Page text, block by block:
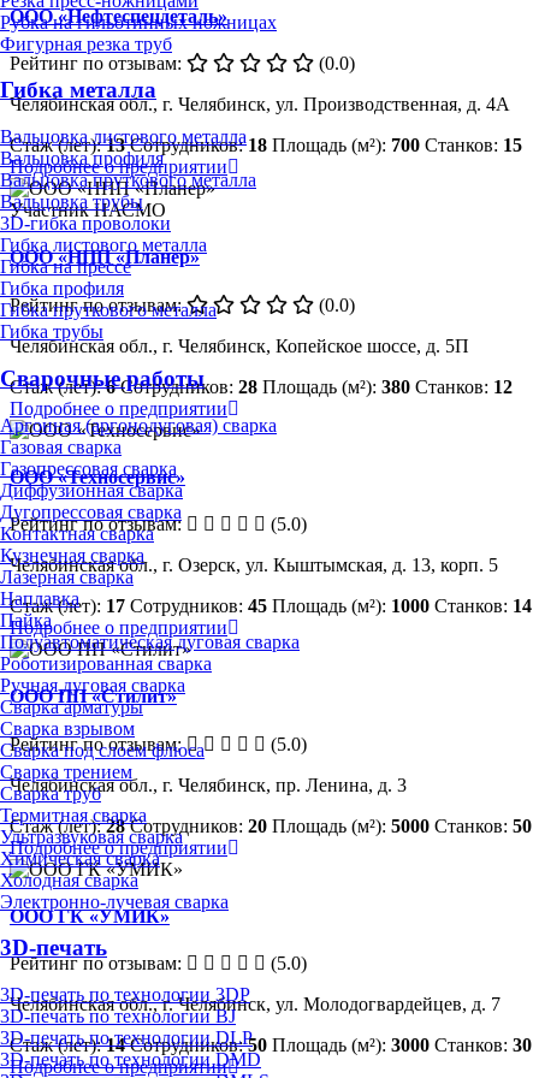
Рубка на гильотинных ножницах
Фигурная резка труб
Гибка металла
Вальцовка листового металла
Вальцовка профиля
Вальцовка пруткового металла
Вальцовка трубы
3D-гибка проволоки
Гибка листового металла
Гибка на прессе
Гибка профиля
Гибка пруткового металла
Гибка трубы
Сварочные работы
Аргонная (аргонодуговая) сварка
Газовая сварка
Газопрессовая сварка
Диффузионная сварка
Дугопрессовая сварка
Контактная сварка
Кузнечная сварка
Лазерная сварка
Наплавка
Пайка
Полуавтоматическая дуговая сварка
Роботизированная сварка
Ручная дуговая сварка
Сварка арматуры
Сварка взрывом
Сварка под слоем флюса
Сварка трением
Сварка труб
Термитная сварка
Ультразвуковая сварка
Химическая сварка
Холодная сварка
Электронно-лучевая сварка
3D-печать
3D-печать по технологии 3DP
3D-печать по технологии BJ
3D-печать по технологии DLP
3D-печать по технологии DMD
ООО «Нефтеспецдеталь»
Рейтинг по отзывам:
(0.0)
Челябинская обл., г. Челябинск, ул. Производственная, д. 4А
Стаж (лет):13 Сотрудников:18 Площадь (м²): 700 Станков: 15
Подробнее о предприятии
Участник НАСМО
ООО «НПП «Планер»
Рейтинг по отзывам:
(0.0)
Челябинская обл., г. Челябинск, Копейское шоссе, д. 5П
Стаж (лет):6 Сотрудников: 28 Площадь (м²): 380 Станков: 12
Подробнее о предприятии
ООО «Техносервис»
Рейтинг по отзывам:
(5.0)
Челябинская обл., г. Озерск, ул. Кыштымская, д. 13, корп. 5
Стаж (лет): 17 Сотрудников: 45 Площадь (м²): 1000 Станков: 14
Подробнее о предприятии
ООО ПП «Стилит»
Рейтинг по отзывам:
(5.0)
Челябинская обл., г. Челябинск, пр. Ленина, д. 3
Стаж (лет):28 Сотрудников: 20 Площадь (м²): 5000 Станков: 50
Подробнее о предприятии
ООО ГК «УМИК»
Рейтинг по отзывам:
(5.0)
Челябинская обл., г. Челябинск, ул. Молодогвардейцев, д. 7
Стаж (лет):14 Сотрудников:50 Площадь (м²): 3000 Станков: 30
Подробнее о предприятии